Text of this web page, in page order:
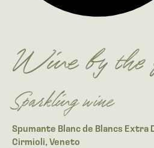
Wine by the
Sparkling wine
Spumante Blanc de Blancs Extra
Cirmioli, Veneto